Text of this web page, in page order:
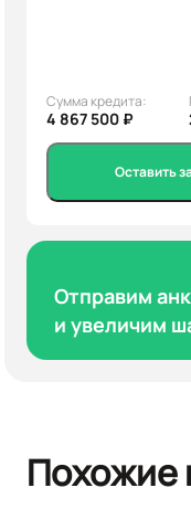
Сумма кредита:
4 867 500 ₽
Оставить
Отправим
и увеличим
Похожие